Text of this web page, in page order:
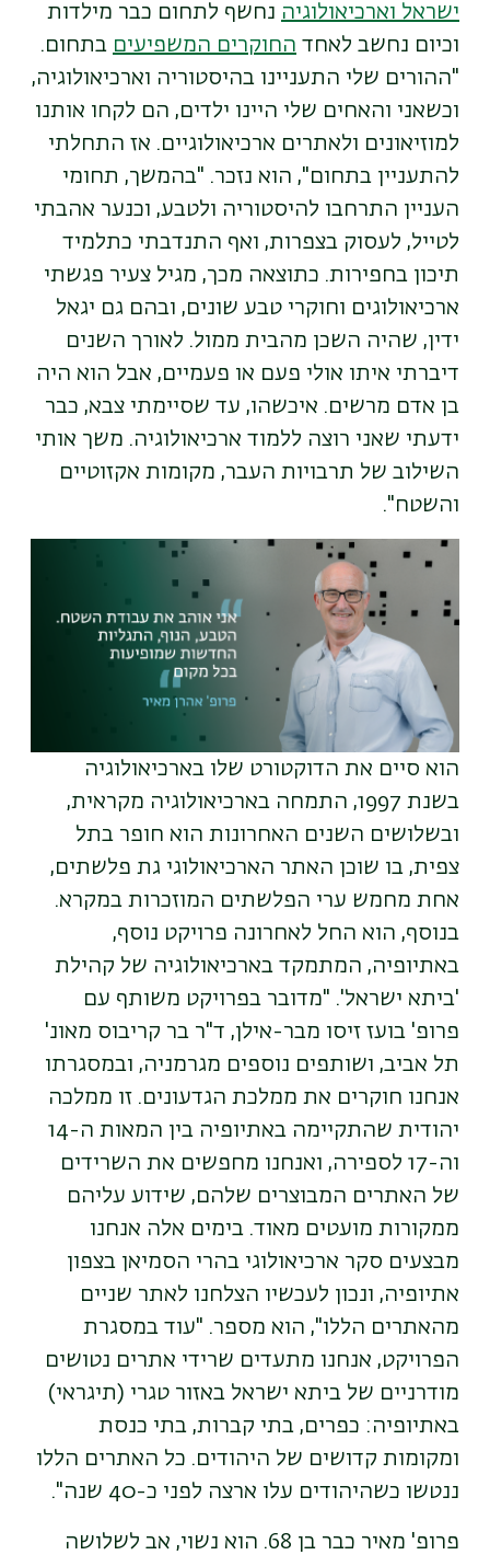
ישראל וארכיאולוגיה נחשף לתחום כבר מילדות
וכיום נחשב לאחד החוקרים המשפיעים בתחום.
"ההורים שלי התעניינו בהיסטוריה וארכיאולוגיה,
וכשאני והאחים שלי היינו ילדים, הם לקחו אותנו
למוזיאונים ולאתרים ארכיאולוגיים. אז התחלתי
להתעניין בתחום", הוא נזכר. "בהמשך, תחומי
העניין התרחבו להיסטוריה ולטבע, וכנער אהבתי
לטייל, לעסוק בצפרות, ואף התנדבתי כתלמיד
תיכון בחפירות. כתוצאה מכך, מגיל צעיר פגשתי
ארכיאולוגים וחוקרי טבע שונים, ובהם גם יגאל
ידין, שהיה השכן מהבית ממול. לאורך השנים
דיברתי איתו אולי פעם או פעמיים, אבל הוא היה
בן אדם מרשים. איכשהו, עד שסיימתי צבא, כבר
ידעתי שאני רוצה ללמוד ארכיאולוגיה. משך אותי
השילוב של תרבויות העבר, מקומות אקזוטיים
והשטח".
הוא סיים את הדוקטורט שלו בארכיאולוגיה
בשנת 1997, התמחה בארכיאולוגיה מקראית,
ובשלושים השנים האחרונות הוא חופר בתל
צפית, בו שוכן האתר הארכיאולוגי גת פלשתים,
אחת מחמש ערי הפלשתים המוזכרות במקרא.
בנוסף, הוא החל לאחרונה פרויקט נוסף,
באתיופיה, המתמקד בארכיאולוגיה של קהילת
'ביתא ישראל'. "מדובר בפרויקט משותף עם
פרופ' בועז זיסו מבר-אילן, ד"ר בר קריבוס מאונ'
תל אביב, ושותפים נוספים מגרמניה, ובמסגרתו
אנחנו חוקרים את ממלכת הגדעונים. זו ממלכה
יהודית שהתקיימה באתיופיה בין המאות ה-14
וה-17 לספירה, ואנחנו מחפשים את השרידים
של האתרים המבוצרים שלהם, שידוע עליהם
ממקורות מועטים מאוד. בימים אלה אנחנו
מבצעים סקר ארכיאולוגי בהרי הסמיאן בצפון
אתיופיה, ונכון לעכשיו הצלחנו לאתר שניים
מהאתרים הללו", הוא מספר. "עוד במסגרת
הפרויקט, אנחנו מתעדים שרידי אתרים נטושים
מודרניים של ביתא ישראל באזור טגרי (תיגראי)
באתיופיה: כפרים, בתי קברות, בתי כנסת
ומקומות קדושים של היהודים. כל האתרים הללו
ננטשו כשהיהודים עלו ארצה לפני כ-40 שנה".
פרופ' מאיר כבר בן 68. הוא נשוי, אב לשלושה